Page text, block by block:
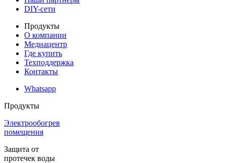
DIY-сети
Продукты
О компании
Медиацентр
Где купить
Техподдержка
Контакты
Whatsapp
Продукты
Электрообогрев
помещения
Защита от
протечек воды